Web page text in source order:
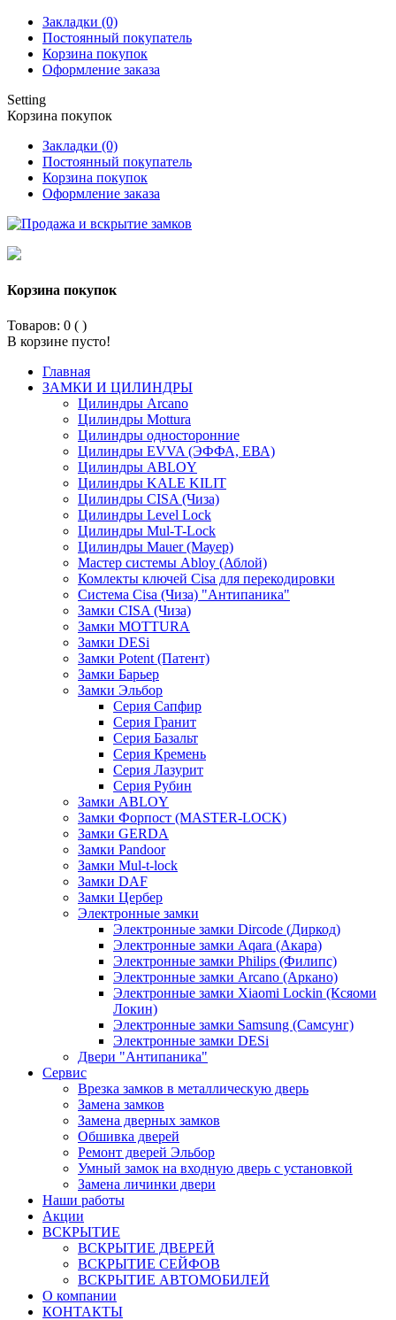
Закладки (0)
Постоянный покупатель
Корзина покупок
Оформление заказа
Setting
Корзина покупок
Закладки (0)
Постоянный покупатель
Корзина покупок
Оформление заказа
Корзина покупок
Товаров: 0 ( )
В корзине пусто!
Главная
ЗАМКИ И ЦИЛИНДРЫ
Цилиндры Arcano
Цилиндры Mottura
Цилиндры односторонние
Цилиндры EVVA (ЭФФА, ЕВА)
Цилиндры ABLOY
Цилиндры KALE KILIT
Цилиндры CISA (Чиза)
Цилиндры Level Lock
Цилиндры Mul-T-Lock
Цилиндры Mauer (Мауер)
Мастер системы Abloy (Аблой)
Комлекты ключей Cisa для перекодировки
Система Cisa (Чиза) "Антипаника"
Замки CISA (Чиза)
Замки MOTTURA
Замки DESi
Замки Potent (Патент)
Замки Барьер
Замки Эльбор
Серия Сапфир
Серия Гранит
Серия Базальт
Серия Кремень
Серия Лазурит
Серия Рубин
Замки ABLOY
Замки Форпост (MASTER-LOCK)
Замки GERDA
Замки Pandoor
Замки Mul-t-lock
Замки DAF
Замки Цербер
Электронные замки
Электронные замки Dircode (Диркод)
Электронные замки Aqara (Акара)
Электронные замки Philips (Филипс)
Электронные замки Arcano (Аркано)
Электронные замки Xiaomi Lockin (Ксяоми
Локин)
Электронные замки Samsung (Самсунг)
Электронные замки DESi
Двери "Антипаника"
Сервис
Врезка замков в металлическую дверь
Замена замков
Замена дверных замков
Обшивка дверей
Ремонт дверей Эльбор
Умный замок на входную дверь с установкой
Замена личинки двери
Наши работы
Акции
ВСКРЫТИЕ
ВСКРЫТИЕ ДВЕРЕЙ
ВСКРЫТИЕ СЕЙФОВ
ВСКРЫТИЕ АВТОМОБИЛЕЙ
О компании
КОНТАКТЫ